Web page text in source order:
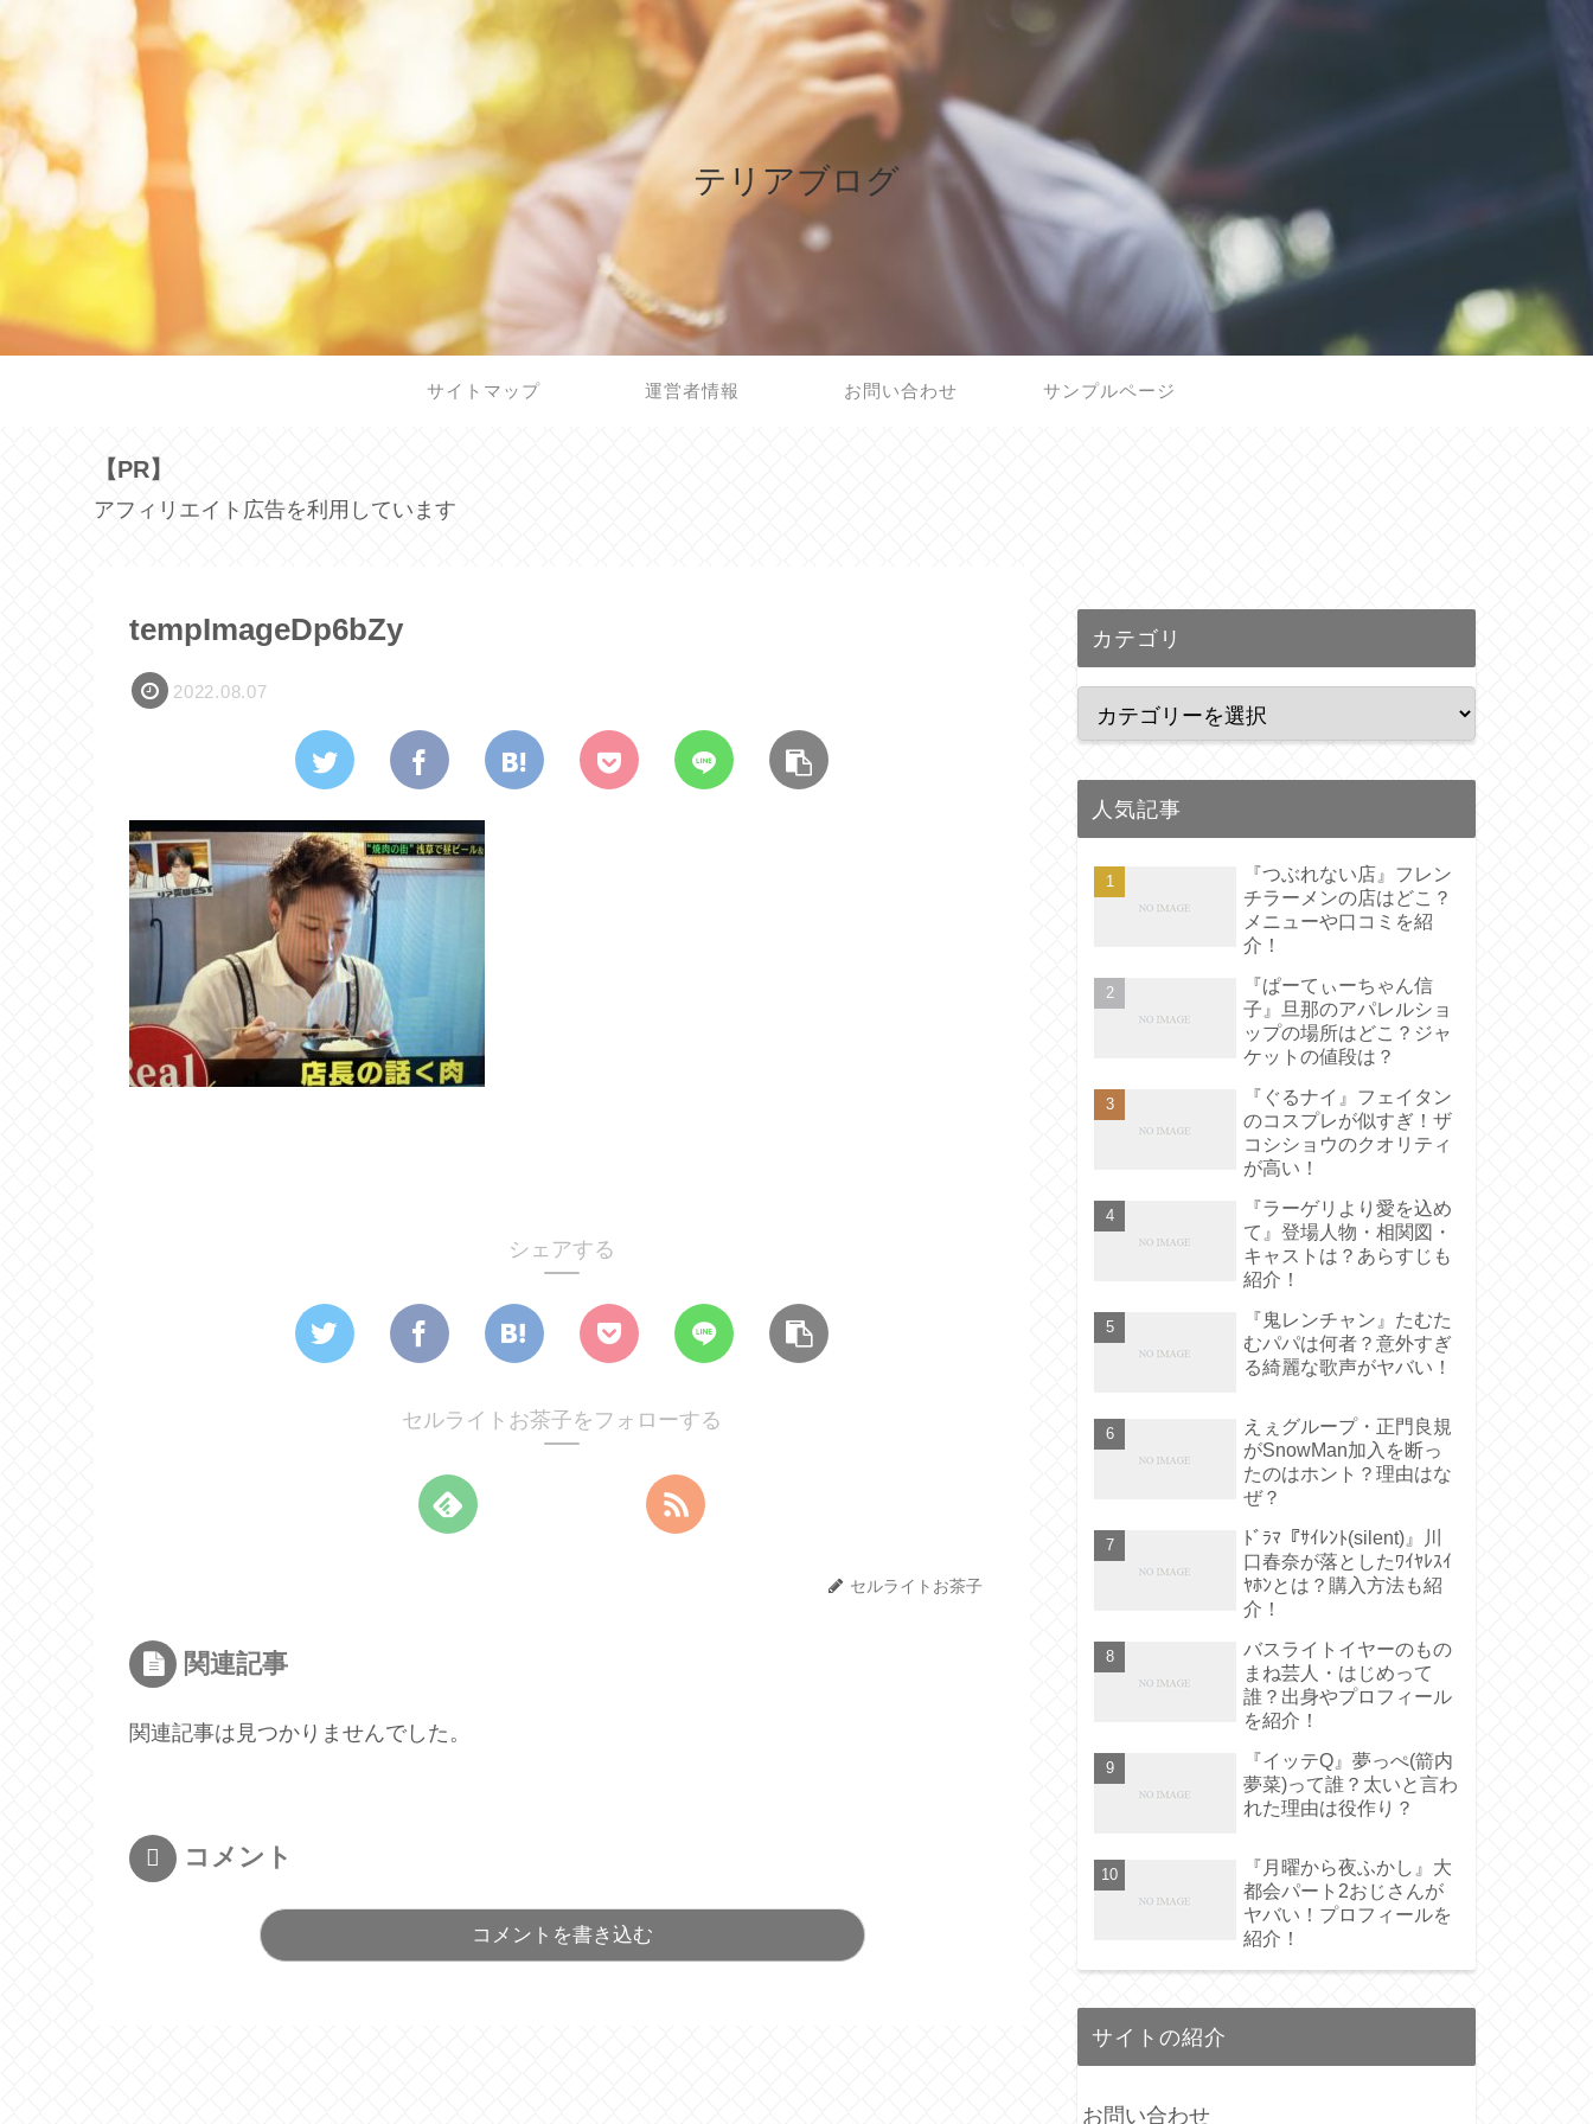
テリアブログ
サイトマップ 運営者情報 お問い合わせ サンプルページ
【PR】
アフィリエイト広告を利用しています
tempImageDp6bZy
2022.08.07
シェアする
セルライトお茶子をフォローする
セルライトお茶子
関連記事
関連記事は見つかりませんでした。
コメント
コメントを書き込む
カテゴリ
人気記事
『つぶれない店』フレン
チラーメンの店はどこ？
メニューや口コミを紹
介！
『ぱーてぃーちゃん信
子』旦那のアパレルショ
ップの場所はどこ？ジャ
ケットの値段は？
『ぐるナイ』フェイタン
のコスプレが似すぎ！ザ
コシショウのクオリティ
が高い！
『ラーゲリより愛を込め
て』登場人物・相関図・
キャストは？あらすじも
紹介！
『鬼レンチャン』たむた
むパパは何者？意外すぎ
る綺麗な歌声がヤバい！
えぇグループ・正門良規
がSnowMan加入を断っ
たのはホント？理由はな
ぜ？
ﾄﾞﾗﾏ『ｻｲﾚﾝﾄ(silent)』川
口春奈が落としたﾜｲﾔﾚｽｲ
ﾔﾎﾝとは？購入方法も紹
介！
バスライトイヤーのもの
まね芸人・はじめって
誰？出身やプロフィール
を紹介！
『イッテQ』夢っぺ(箭内
夢菜)って誰？太いと言わ
れた理由は役作り？
『月曜から夜ふかし』大
都会パート2おじさんが
ヤバい！プロフィールを
紹介！
サイトの紹介
お問い合わせ